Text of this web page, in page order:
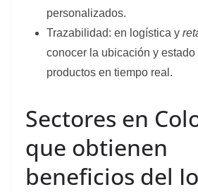
personalizados.
Trazabilidad: en logística y
conocer la ubicación y estado
productos en tiempo real.
Sectores en
que obtienen
beneficios del